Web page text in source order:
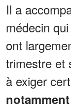
Il a
médecin
ont
trimestre et
à exiger